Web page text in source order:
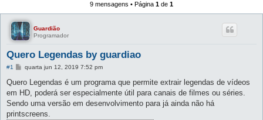
i
9 mensagens • Página 1 de 1
Guardião
Programador
Quero Legendas by guardiao
#1
M
n
a
g
m
quarta jun 12, 2019 7:52 pm
Quero Legendas é um programa que permite extrair legendas de vídeos
em HD, poderá ser especialmente útil para canais de filmes ou séries.
Sendo uma versão em desenvolvimento para já ainda não há
printscreens.